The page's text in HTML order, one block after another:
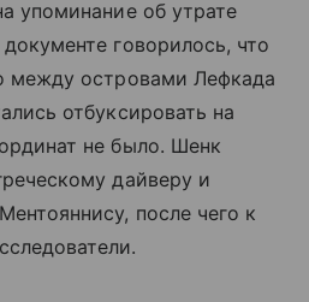
упоминание об утрате
говорилось, что
между островами Лефкада
отбуксировать на
не было. Шенк
дайверу и
после чего к